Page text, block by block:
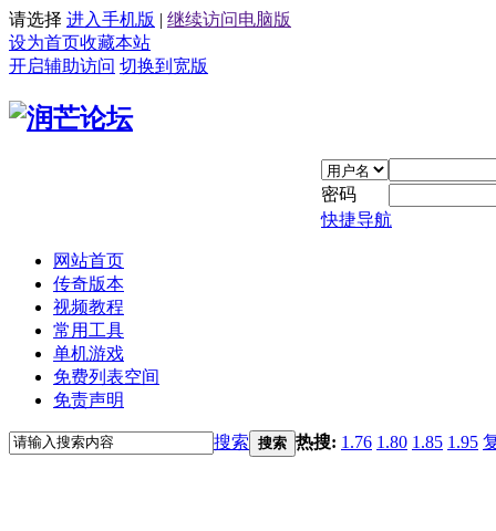
请选择 进入手机版 | 继续访问电脑版
设为首页收藏本站
开启辅助访问 切换到宽版
密码
快捷导航
网站首页
传奇版本
视频教程
常用工具
单机游戏
免费列表空间
免责声明
搜索 搜索 热搜: 1.76 1.80 1.85 1.95